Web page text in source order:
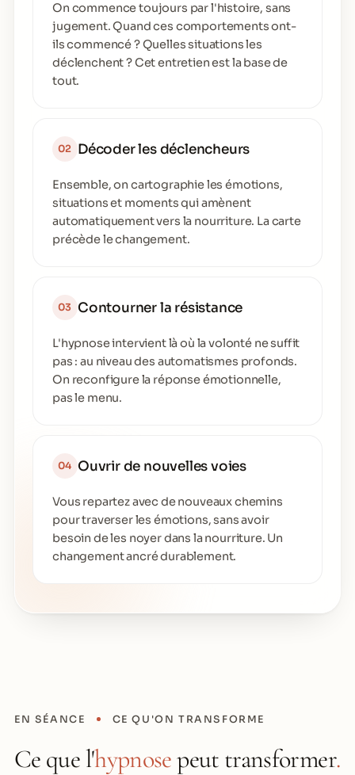
On commence toujours par l'histoire, sans
jugement. Quand ces comportements ont-
ils commencé ? Quelles situations les
déclenchent ? Cet entretien est la base de
tout.
02 Décoder les déclencheurs
Ensemble, on cartographie les émotions,
situations et moments qui amènent
automatiquement vers la nourriture. La carte
précède le changement.
03 Contourner la résistance
L'hypnose intervient là où la volonté ne suffit
pas : au niveau des automatismes profonds.
On reconfigure la réponse émotionnelle,
pas le menu.
04 Ouvrir de nouvelles voies
Vous repartez avec de nouveaux chemins
pour traverser les émotions, sans avoir
besoin de les noyer dans la nourriture. Un
changement ancré durablement.
EN SÉANCE CE QU'ON TRANSFORME
Ce que l'hypnosepeut transformer.